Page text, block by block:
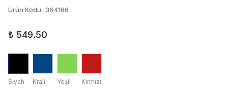
Ürün Kodu: 364166
₺ 549.50
Siyah Kraliyet Mavisi Yeşil Kırmızı